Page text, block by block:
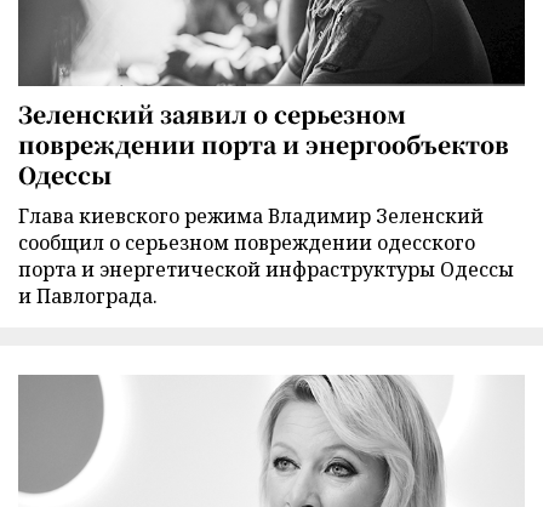
Зеленский заявил о серьезном
повреждении порта и энергообъектов
Одессы
Глава киевского режима Владимир Зеленский
сообщил о серьезном повреждении одесского
порта и энергетической инфраструктуры Одессы
и Павлограда.